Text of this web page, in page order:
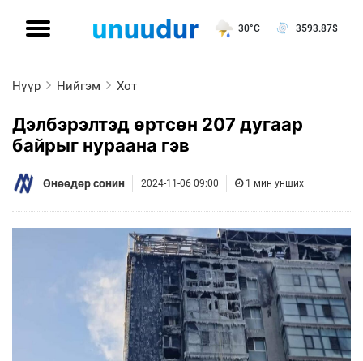
30°C 3593.87$
Нүүр Нийгэм Хот
Дэлбэрэлтэд өртсөн 207 дугаар
байрыг нураана гэв
Өнөөдөр сонин 2024-11-06 09:00 1 мин унших